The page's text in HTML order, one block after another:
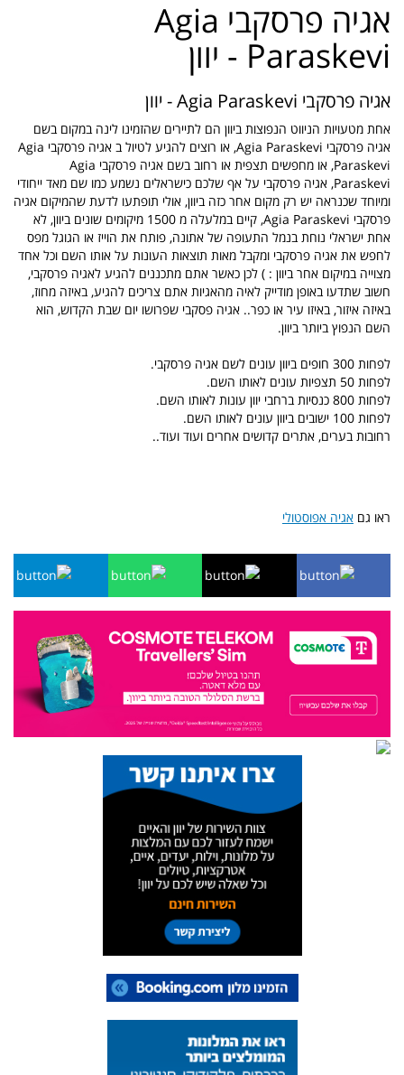
אגיה פרסקבי Agia
Paraskevi - יוון
אגיה פרסקבי Agia Paraskevi - יוון
אחת מטעויות הניווט הנפוצות ביוון הם לתיירים שהזמינו לינה במקום בשם
אגיה פרסקבי Agia Paraskevi, או רוצים להגיע לטיול ב אגיה פרסקבי Agia
Paraskevi, או מחפשים תצפית או רחוב בשם אגיה פרסקבי Agia
Paraskevi, אגיה פרסקבי על אף שלכם כישראלים נשמע כמו שם מאד ייחודי
ומיוחד שכנראה יש רק מקום אחר כזה ביוון, אולי תופתעו לדעת שהמיקום אגיה
פרסקבי Agia Paraskevi, קיים במלעלה מ 1500 מיקומים שונים ביוון, לא
אחת ישראלי נוחת בנמל התעופה של אתונה, פותח את הוייז או הגוגל מפס
לחפש את אגיה פרסקבי ומקבל מאות תוצאות העונות על אותו השם וכל אחד
מצוייה במיקום אחר ביוון : ) לכן כאשר אתם מתכננים להגיע לאגיה פרסקבי,
חשוב שתדעו באופן מודייק לאיה מהאגיות אתם צריכים להגיע, באיזה מחוז,
באיזה איזור, באיזו עיר או כפר.. אגיה פסקבי שפרושו יום שבת הקדוש, הוא
השם הנפוץ ביותר ביוון.
לפחות 300 חופים ביוון עונים לשם אגיה פרסקבי.
לפחות 50 תצפיות עונים לאותו השם.
לפחות 800 כנסיות ברחבי יוון עונות לאותו השם.
לפחות 100 ישובים ביוון עונים לאותו השם.
רחובות בערים, אתרים קדושים אחרים ועוד ועוד..
ראו גם אגיה אפוסטולי